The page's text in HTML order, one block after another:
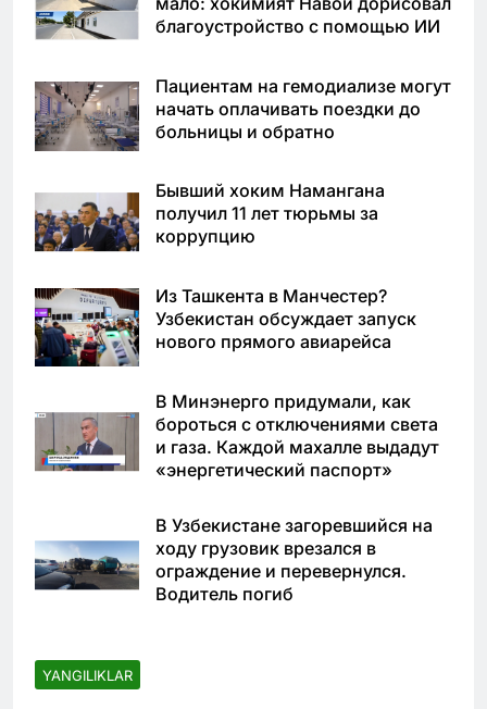
благоустройство с помощью ИИ
Пациентам на гемодиализе могут
начать оплачивать поездки до
больницы и обратно
Бывший хоким Намангана
получил 11 лет тюрьмы за
коррупцию
Из Ташкента в Манчестер?
Узбекистан обсуждает запуск
нового прямого авиарейса
В Минэнерго придумали, как
бороться с отключениями света
и газа. Каждой махалле выдадут
«энергетический паспорт»
В Узбекистане загоревшийся на
ходу грузовик врезался в
ограждение и перевернулся.
Водитель погиб
YANGILIKLAR